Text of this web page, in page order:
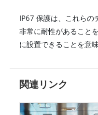
IP67 保護は、これらの
非常に耐性があること
に設置できることを意味
関連リンク